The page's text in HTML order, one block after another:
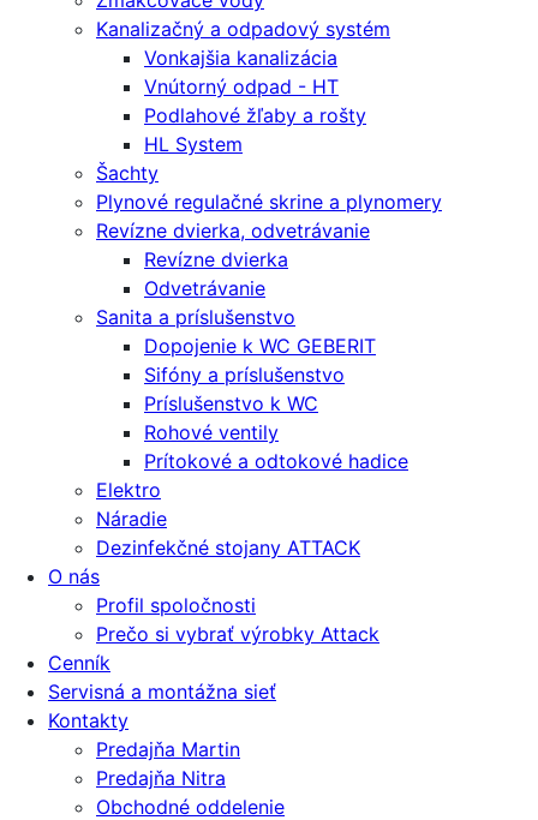
Kanalizačný a odpadový systém
Vonkajšia kanalizácia
Vnútorný odpad - HT
Podlahové žľaby a rošty
HL System
Šachty
Plynové regulačné skrine a plynomery
Revízne dvierka, odvetrávanie
Revízne dvierka
Odvetrávanie
Sanita a príslušenstvo
Dopojenie k WC GEBERIT
Sifóny a príslušenstvo
Príslušenstvo k WC
Rohové ventily
Prítokové a odtokové hadice
Elektro
Náradie
Dezinfekčné stojany ATTACK
O nás
Profil spoločnosti
Prečo si vybrať výrobky Attack
Cenník
Servisná a montážna sieť
Kontakty
Predajňa Martin
Predajňa Nitra
Obchodné oddelenie